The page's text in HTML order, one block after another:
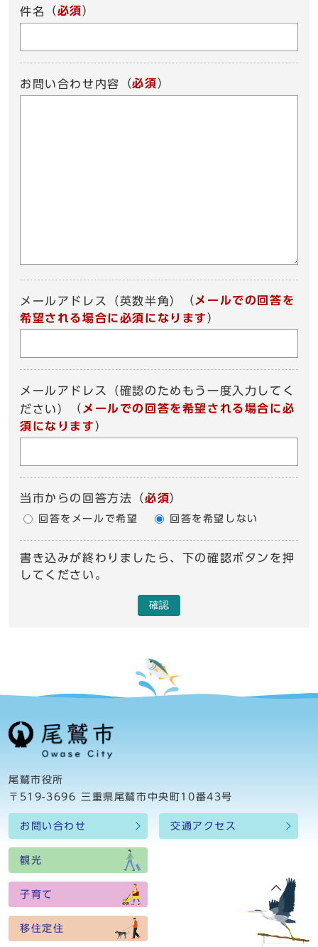
件名 （必須）
お問い合わせ内容 （必須）
メールアドレス（英数半角） （ メールでの回答を
希望される場合に必須になります ）
メールアドレス（確認のためもう一度入力してく
ださい）
（ メールでの回答を希望される場合に必
須になります ）
当市からの回答方法 （必須）
回答をメールで希望 回答を希望しない
書き込みが終わりましたら、下の確認ボタンを押
してください。
確認
尾鷲市役所
〒519-3696 三重県尾鷲市中央町10番43号
お問い合わせ 交通アクセス
観光
子育て
移住定住